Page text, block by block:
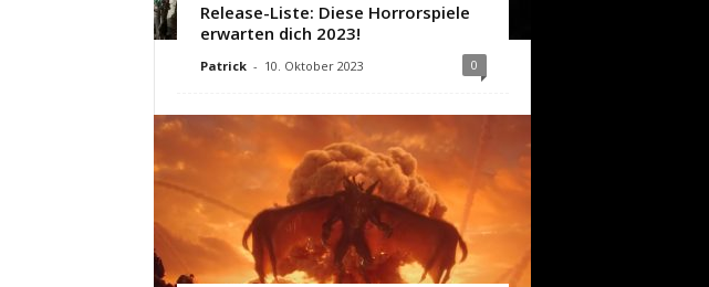
Release-Liste: Diese Horrorspiele
erwarten dich 2023!
Patrick - 10. Oktober 2023 0